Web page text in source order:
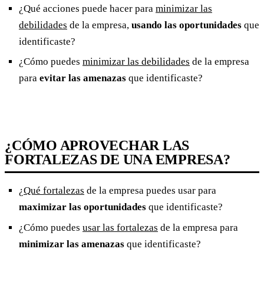
¿Qué acciones puede hacer para minimizar las
debilidades de la empresa, usando las oportunidades que
identificaste?
¿Cómo puedes minimizar las debilidades de la empresa
para evitar las amenazas que identificaste?
¿CÓMO APROVECHAR LAS
FORTALEZAS DE UNA EMPRESA?
¿Qué fortalezas de la empresa puedes usar para
maximizar las oportunidades que identificaste?
¿Cómo puedes usar las fortalezas de la empresa para
minimizar las amenazas que identificaste?